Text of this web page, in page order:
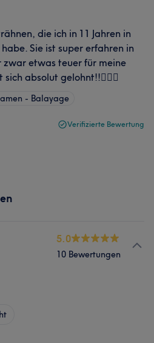
die ich in 11 Jahren in
Sie ist super erfahren in
zwar etwas teuer für meine
absolut gelohnt!!👍🏻😃
- Balayage
Verifizierte Bewertung
5.0
10 Bewertungen